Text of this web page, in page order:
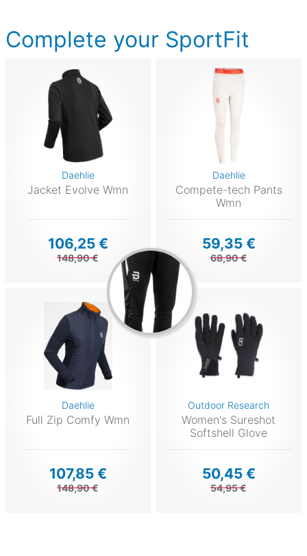
Complete your SportFit
Daehlie
Jacket Evolve Wmn
106,25 €
148,90 €
Daehlie
Compete-tech Pants
Wmn
59,35 €
68,90 €
Daehlie
Full Zip Comfy Wmn
107,85 €
148,90 €
Outdoor Research
Women's Sureshot
Softshell Glove
50,45 €
54,95 €